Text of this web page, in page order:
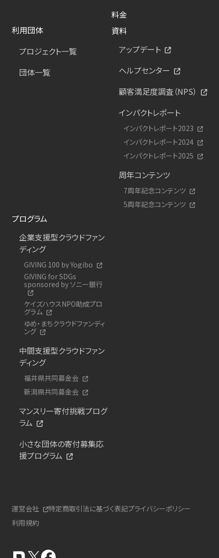
料金
利用団体
プロジェクト一覧
団体一覧
資料
アップデート
ヘルプセンター
顧客満足度調査（NPS）
インパクトレポート
インパクトレポート2023
インパクトレポート2024
インパクトレポート2025
周年コンテンツ
7周年記念コンテンツ
5周年記念コンテンツ
プログラム
企業支援型クラウドファン
ディング
GIVING 100 by Yogibo
GIVING for SDGs
sponsored by ソニー銀行
ケイズハウスNPO助成プロ
グラム
ゆめ・まちクラウドファンディ
ング
中間支援型クラウドファン
ディング
福井県共同募金会
新潟県共同募金会
マンスリー寄付挑戦プログ
ラム
小さな団体の寄付募集応
援プログラム
運営会社 特定商取引法に基づく表記プライバシーポリシー
利用規約